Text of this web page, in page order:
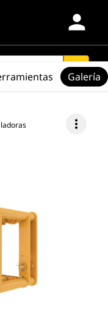
person
search
more_vert
Galería